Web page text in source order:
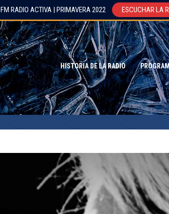
HISTORIA DE LA RADIO
FM RADIO ACTIVA | PRIMAVERA 2022 ESCUCHAR LA